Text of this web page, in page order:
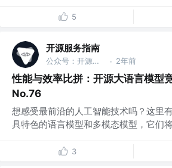
5
开源服务指南
公众号：开源服务指南 · 2年前
性能与效率比拼：开源大语言模型
No.76
想感受最前沿的人工智能技术吗？这里
具特色的语言模型和多模态模型，它们
3